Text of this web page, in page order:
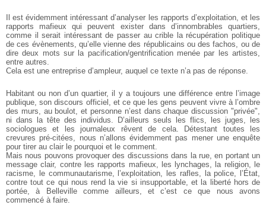
Il est évidemment intéressant d’analyser les rapports d’exploitation, et les
rapports mafieux qui peuvent exister dans d’innombrables quartiers,
comme il serait intéressant de passer au crible la récupération politique
de ces évènements, qu’elle vienne des républicains ou des fachos, ou de
dire deux mots sur la pacification/gentrification menée par les artistes,
entre autres.
Cela est une entreprise d’ampleur, auquel ce texte n’a pas de réponse.
Habitant ou non d’un quartier, il y a toujours une différence entre l’image
publique, son discours officiel, et ce que les gens peuvent vivre à l’ombre
des murs, au boulot, et personne n’est dans chaque discussion "privée",
ni dans la tête des individus. D’ailleurs seuls les flics, les juges, les
sociologues et les journaleux rêvent de cela. Détestant toutes les
crevures pré-citées, nous n’allons évidemment pas mener une enquête
pour tirer au clair le pourquoi et le comment.
Mais nous pouvons provoquer des discussions dans la rue, en portant un
message clair, contre les rapports mafieux, les lynchages, la religion, le
racisme, le communautarisme, l’exploitation, les rafles, la police, l’État,
contre tout ce qui nous rend la vie si insupportable, et la liberté hors de
portée, à Belleville comme ailleurs, et c’est ce que nous avons
commencé à faire.